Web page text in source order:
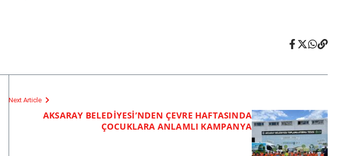
Next Article
AKSARAY BELEDİYESİ’NDEN ÇEVRE HAFTASINDA
ÇOCUKLARA ANLAMLI KAMPANYA